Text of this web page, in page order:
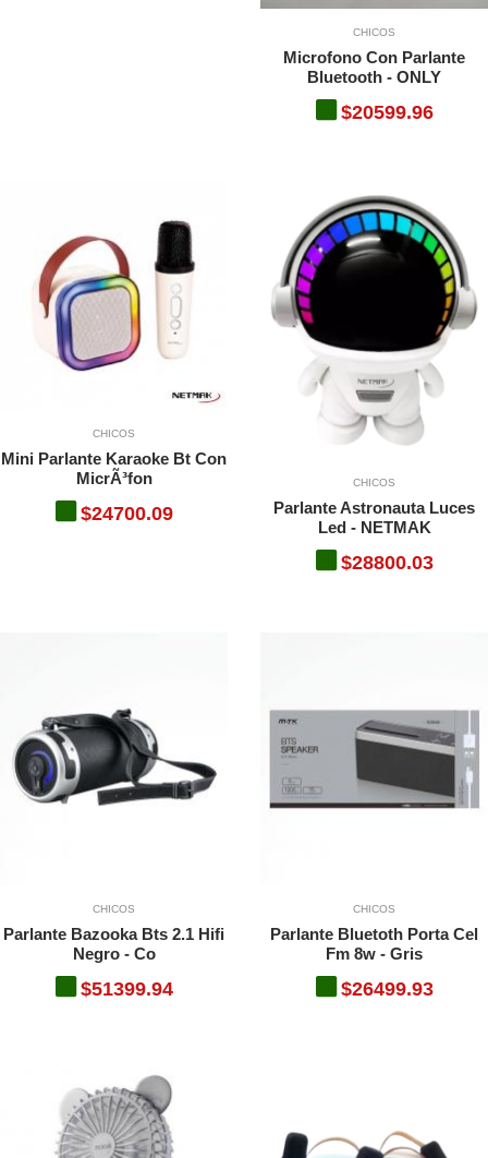
CHICOS
Microfono Con Parlante
Bluetooth - ONLY
$20599.96
CHICOS
Mini Parlante Karaoke Bt Con
MicrÃ³fon
$24700.09
CHICOS
Parlante Astronauta Luces
Led - NETMAK
$28800.03
CHICOS
Parlante Bazooka Bts 2.1 Hifi
Negro - Co
$51399.94
CHICOS
Parlante Bluetoth Porta Cel
Fm 8w - Gris
$26499.93